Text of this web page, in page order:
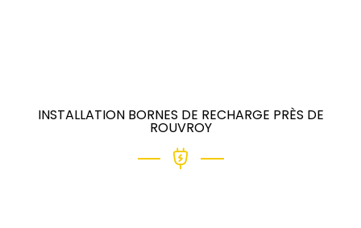
INSTALLATION BORNES DE RECHARGE PRÈS DE
ROUVROY